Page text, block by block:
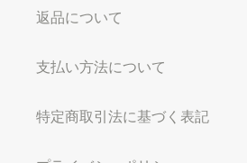
返品について
支払い方法について
特定商取引法に基づく表記